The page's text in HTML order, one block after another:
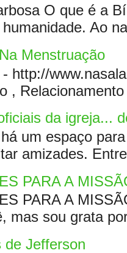
O que é a
Ao
Menstruação
- http://
,
da igreja...
um espaço
amizades.
PARA A
PARA A
mas sou grata
de Jefferson